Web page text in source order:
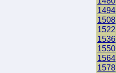
1494
1508
1522
1536
1550
1564
1578